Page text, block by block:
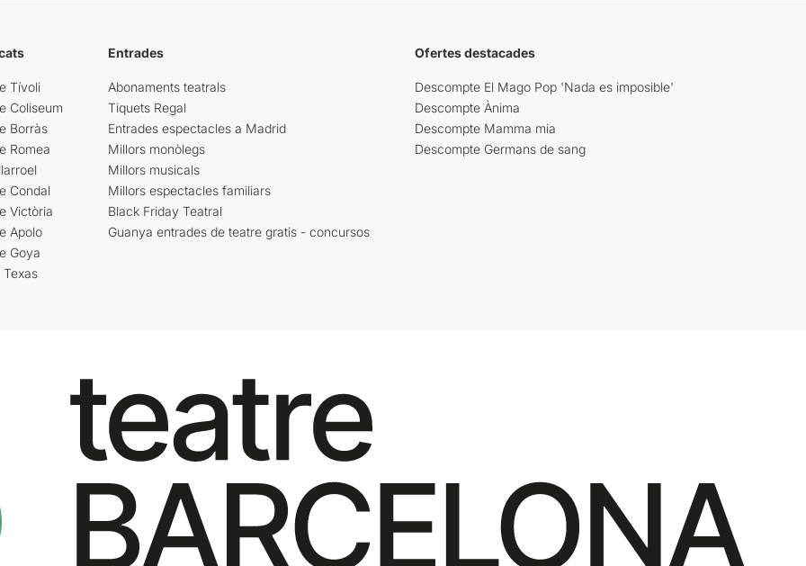
Tívoli
Coliseum
Borràs
Romea
Condal
Victòria
Apolo
Goya
Texas
Entrades
Abonaments teatrals
Tiquets Regal
Entrades espectacles a Madrid
Millors monòlegs
Millors musicals
Millors espectacles familiars
Black Friday Teatral
Guanya entrades de teatre gratis - concursos
Ofertes destacades
Descompte El Mago Pop 'Nada es imposible'
Descompte Ànima
Descompte Mamma mia
Descompte Germans de sang